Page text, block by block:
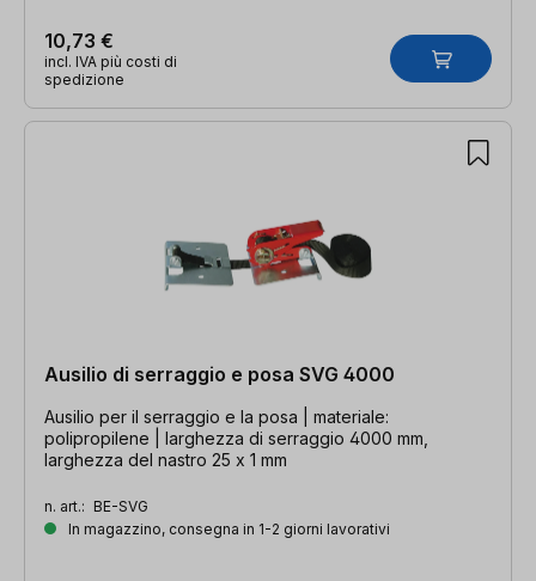
10,73 €
incl. IVA più costi di
spedizione
Ausilio di serraggio e posa SVG 4000
Ausilio per il serraggio e la posa | materiale:
polipropilene | larghezza di serraggio 4000 mm,
larghezza del nastro 25 x 1 mm
n. art.: BE-SVG
In magazzino, consegna in 1-2 giorni lavorativi